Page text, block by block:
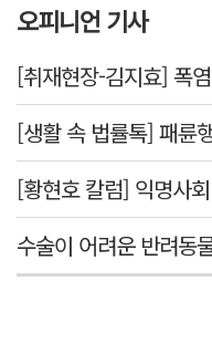
오피니언 기사
[취재현장-김지효] 폭
[황현호 칼럼] 익명사회